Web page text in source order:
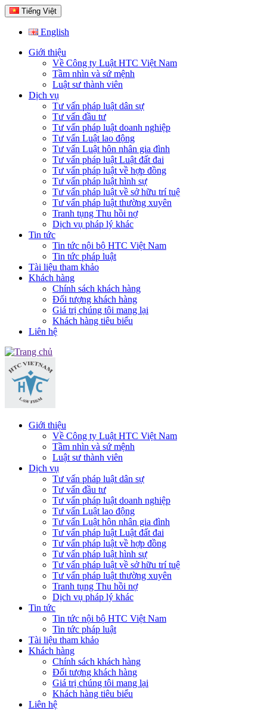
Tiếng Việt
English
Giới thiệu
Về Công ty Luật HTC Việt Nam
Tầm nhìn và sứ mệnh
Luật sư thành viên
Dịch vụ
Tư vấn pháp luật dân sự
Tư vấn đầu tư
Tư vấn pháp luật doanh nghiệp
Tư vấn Luật lao động
Tư vấn Luật hôn nhân gia đình
Tư vấn pháp luật Luật đất đai
Tư vấn pháp luật về hợp đồng
Tư vấn pháp luật hình sự
Tư vấn pháp luật về sở hữu trí tuệ
Tư vấn pháp luật thường xuyên
Tranh tụng Thu hồi nợ
Dịch vụ pháp lý khác
Tin tức
Tin tức nội bộ HTC Việt Nam
Tin tức pháp luật
Tài liệu tham khảo
Khách hàng
Chính sách khách hàng
Đối tượng khách hàng
Giá trị chúng tôi mang lại
Khách hàng tiêu biểu
Liên hệ
Giới thiệu
Về Công ty Luật HTC Việt Nam
Tầm nhìn và sứ mệnh
Luật sư thành viên
Dịch vụ
Tư vấn pháp luật dân sự
Tư vấn đầu tư
Tư vấn pháp luật doanh nghiệp
Tư vấn Luật lao động
Tư vấn Luật hôn nhân gia đình
Tư vấn pháp luật Luật đất đai
Tư vấn pháp luật về hợp đồng
Tư vấn pháp luật hình sự
Tư vấn pháp luật về sở hữu trí tuệ
Tư vấn pháp luật thường xuyên
Tranh tụng Thu hồi nợ
Dịch vụ pháp lý khác
Tin tức
Tin tức nội bộ HTC Việt Nam
Tin tức pháp luật
Tài liệu tham khảo
Khách hàng
Chính sách khách hàng
Đối tượng khách hàng
Giá trị chúng tôi mang lại
Khách hàng tiêu biểu
Liên hệ